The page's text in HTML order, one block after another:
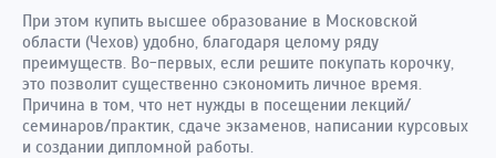
При этом купить высшее образование в Московской
области (Чехов) удобно, благодаря целому ряду
преимуществ. Во-первых, если решите покупать корочку,
это позволит существенно сэкономить личное время.
Причина в том, что нет нужды в посещении лекций/
семинаров/практик, сдаче экзаменов, написании курсовых
и создании дипломной работы.